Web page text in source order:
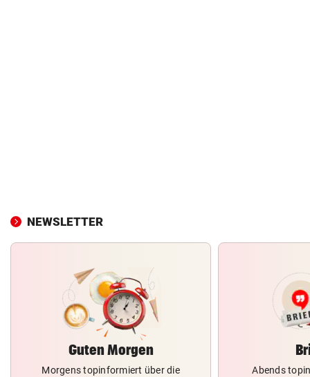
NEWSLETTER
Guten Morgen
Morgens topinformiert über die
Abends